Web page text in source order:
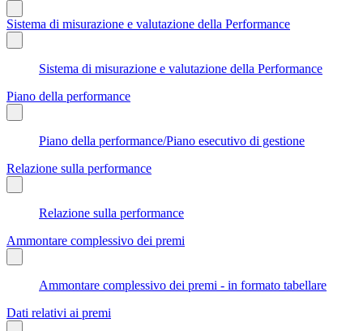
Sistema di misurazione e valutazione della Performance
Sistema di misurazione e valutazione della Performance
Piano della performance
Piano della performance/Piano esecutivo di gestione
Relazione sulla performance
Relazione sulla performance
Ammontare complessivo dei premi
Ammontare complessivo dei premi - in formato tabellare
Dati relativi ai premi